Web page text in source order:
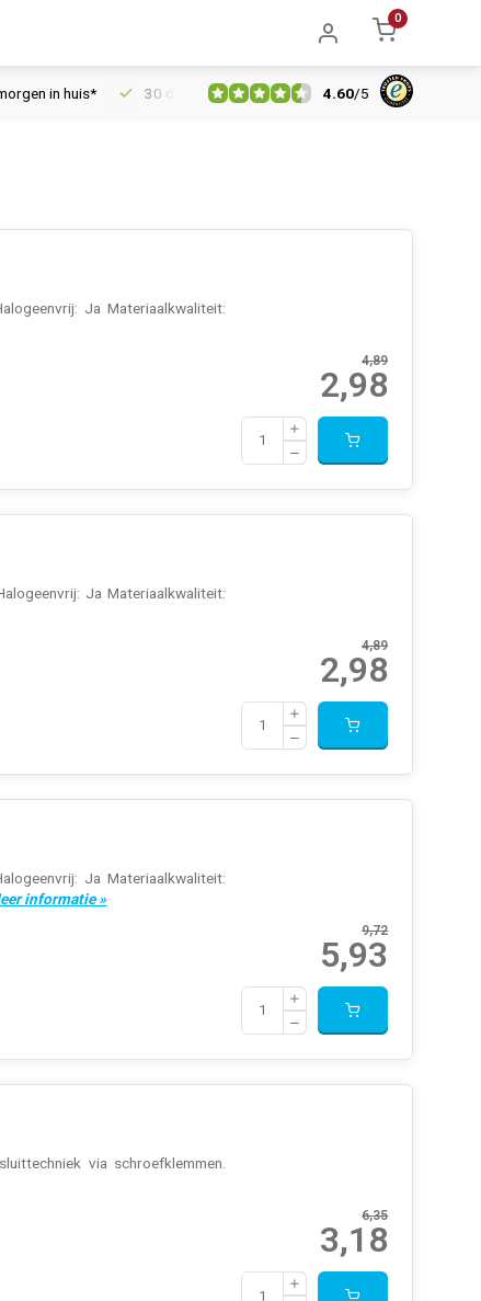
0
huis* 30 dagen retourrecht Vertrouwd online sinds 2006
4.60/5
Ja Materiaalkwaliteit:
4,89
2,98
Ja Materiaalkwaliteit:
4,89
2,98
Ja Materiaalkwaliteit:
informatie »
9,72
5,93
via schroefklemmen.
6,35
3,18